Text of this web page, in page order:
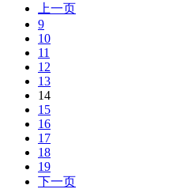
上一页
9
10
11
12
13
14
15
16
17
18
19
下一页